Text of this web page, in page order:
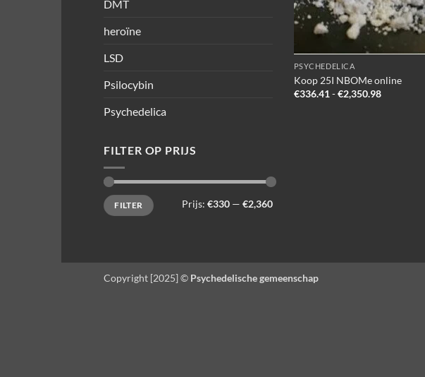
DMT
heroïne
LSD
Psilocybin
Psychedelica
FILTER OP PRIJS
Min.
prijs
Max.
prijsFILTER Prijs: €330 — €2,360
PSYCHEDELICA
Koop 25I NBOMe online
€336.41-€2,350.98Prijsklasse:
Copyright [2025] © Psychedelische gemeenschap